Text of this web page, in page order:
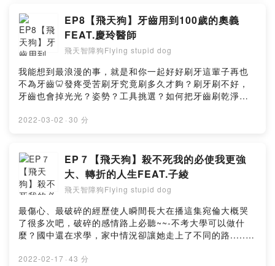
他只是願意不斷嘗試與自我挑戰；就讓我們一起聆聽用心
到會發光的魏醫師聊聊吧！☀哪裡找到他☀萬華一欣揚診所
板橋一欣采診所小額贊助支持本節目：
https://pay.firstory.me/user/flyingstupiddog留言告訴我
你對這一集的想法：
https://open.firstory.me/user/ckw9322zte3tr09581dv0
hi2u/commentsPowered by Firstory Hosting
EP8【飛天狗】牙齒用到100歲的奧義
FEAT.慶玲醫師
飛天智障狗Flying stupid dog
我能想到最浪漫的事，就是和你一起好好刷牙這輩子再也
不為牙齒🦷發疼受苦刷牙究竟刷多久才夠？刷牙刷不好，
牙齒也會掉光光？姿勢？工具挑選？如何把牙齒刷乾淨且
齒的奧義與牙周病牙周病怎麼了嗎？根據衛福部國民健康
天然的🦷走一生，開心陪伴彼此至死方休💗刷牙教學影片
請往這裡>>https://goo.gl/SvypJF慶玲醫師開口笑
FB>>https://www.facebook.com/cpdb2015附上主持人
的小筆記✏刷牙請愛用兒童牙刷、單束毛牙刷與牙線
~~~~~~#我能想到最浪漫的事就是與你好好刷牙小額贊助
支持本節目：
https://pay.firstory.me/user/flyingstupiddog留言告訴我
你對這一集的想法：
https://open.firstory.me/story/cl09ae5kkgklk099816xl
2022-03-02 · 30 分
EP７【飛天狗】殺不死我的必使我更強
大、轉折的人生FEAT.子綾
飛天智障狗Flying stupid dog
最傷心、最破碎的經歷使人瞬間長大在播這集宛倫大概哭
了很多次吧，破碎的感情路上必聽~~-不考大學可以做什
麼？國中還在求學，家中情況卻讓她走上了不同的路.....父
迎來老師、同儕質疑與目光，如何面對?還完第一筆，第二
2022-02-17 · 43 分